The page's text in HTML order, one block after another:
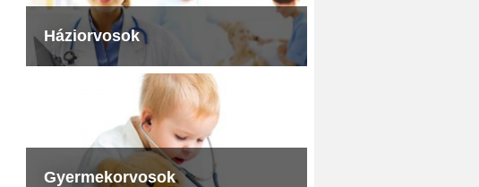
Háziorvosok
Gyermekorvosok